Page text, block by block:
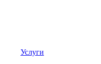
Услуги